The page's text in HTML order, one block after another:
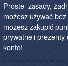
Proste zasady,
możesz używać
możesz zakupić
prywatne i prezenty
konto!